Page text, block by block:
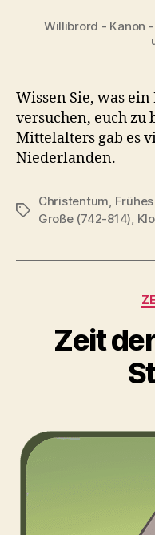
Willibrord - Kanon
Wissen Sie, was
versuchen, euch zu
Mittelalters gab es
Niederlanden.
Schlagwörter
Christentum,
Große (742-814),
Zeit